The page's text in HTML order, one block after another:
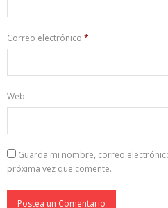
Correo electrónico *
Web
Guarda mi nombre, correo
próxima vez que comente.